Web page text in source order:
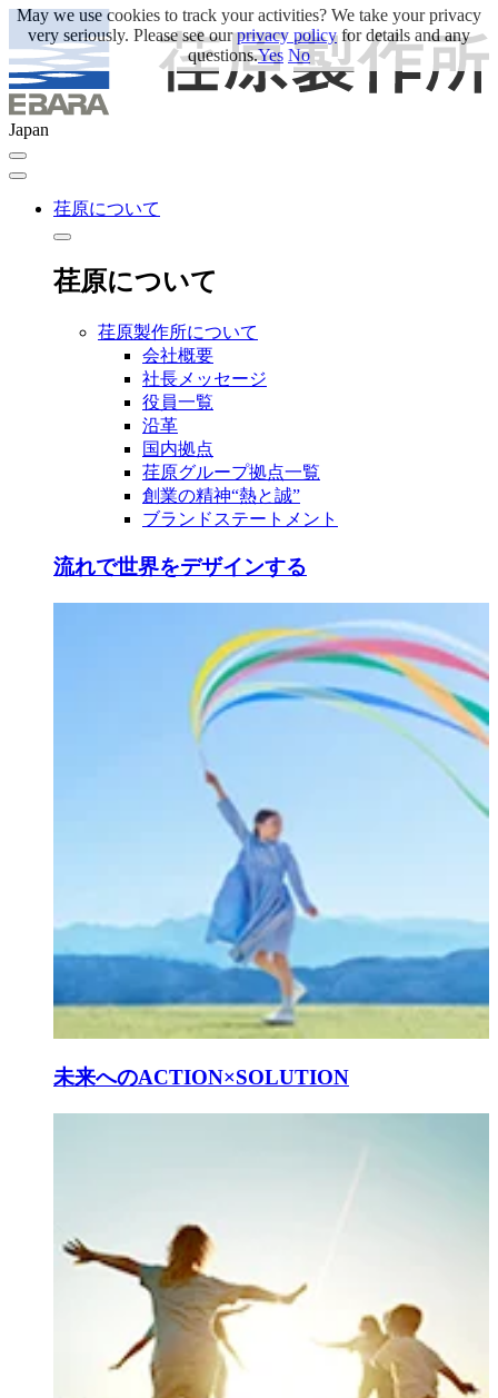
Japan
荏原について
荏原について
荏原製作所について
会社概要
社長メッセージ
役員一覧
沿革
国内拠点
荏原グループ拠点一覧
創業の精神“熱と誠”
ブランドステートメント
流れで世界をデザインする
未来へのACTION×SOLUTION
May we use cookies to track your activities? We take your privacy
very seriously. Please see ourprivacy policyfor details and any
questions.Yes No